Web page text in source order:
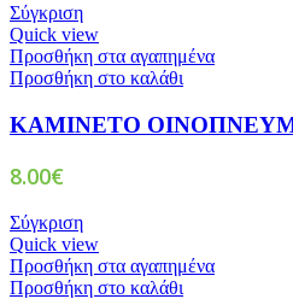
Σύγκριση
Quick view
Προσθήκη στα αγαπημένα
Προσθήκη στο καλάθι
ΚΑΜΙΝΕΤΟ
8.00€
Σύγκριση
Quick view
Προσθήκη στα αγαπημένα
Προσθήκη στο καλάθι